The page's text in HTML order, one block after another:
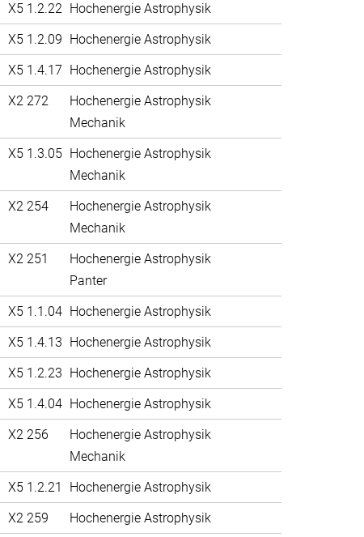
X5 1.2.22 Hochenergie Astrophysik
X5 1.2.09 Hochenergie Astrophysik
X5 1.4.17 Hochenergie Astrophysik
X2 272
Hochenergie Astrophysik
Mechanik
X5 1.3.05 Hochenergie Astrophysik
Mechanik
X2 254
Hochenergie Astrophysik
Mechanik
X2 251
Hochenergie Astrophysik
Panter
X5 1.1.04 Hochenergie Astrophysik
X5 1.4.13 Hochenergie Astrophysik
X5 1.2.23 Hochenergie Astrophysik
X5 1.4.04 Hochenergie Astrophysik
X2 256
Hochenergie Astrophysik
Mechanik
X5 1.2.21
Hochenergie Astrophysik
X2 259
Hochenergie Astrophysik